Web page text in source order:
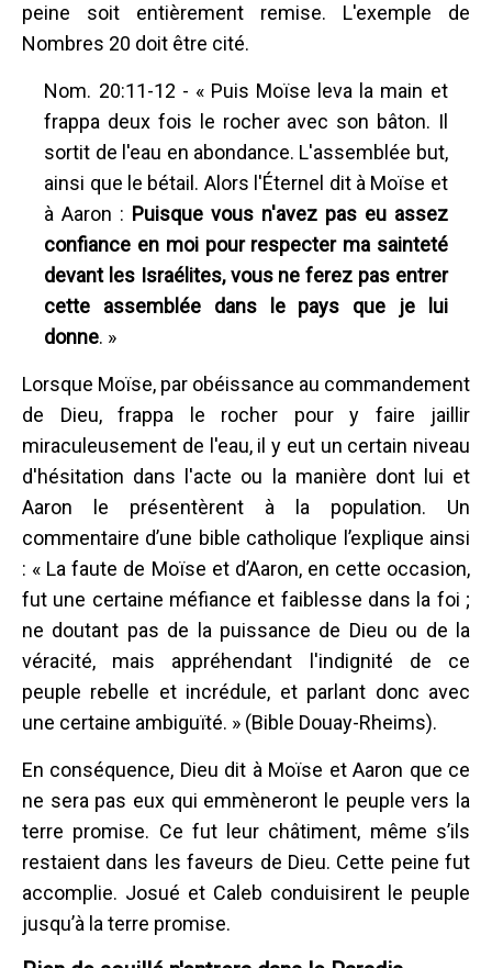
peine soit entièrement remise. L'exemple de
Nombres 20 doit être cité.
Nom. 20:11-12 - « Puis Moïse leva la main et
frappa deux fois le rocher avec son bâton. Il
sortit de l'eau en abondance. L'assemblée but,
ainsi que le bétail. Alors l'Éternel dit à Moïse et
à Aaron : Puisque vous n'avez pas eu assez
confiance en moi pour respecter ma sainteté
devant les Israélites, vous ne ferez pas entrer
cette assemblée dans le pays que je lui
donne. »
Lorsque Moïse, par obéissance au commandement
de Dieu, frappa le rocher pour y faire jaillir
miraculeusement de l'eau, il y eut un certain niveau
d'hésitation dans l'acte ou la manière dont lui et
Aaron le présentèrent à la population. Un
commentaire d’une bible catholique l’explique ainsi
: « La faute de Moïse et d’Aaron, en cette occasion,
fut une certaine méfiance et faiblesse dans la foi ;
ne doutant pas de la puissance de Dieu ou de la
véracité, mais appréhendant l'indignité de ce
peuple rebelle et incrédule, et parlant donc avec
une certaine ambiguïté. » (Bible Douay-Rheims).
En conséquence, Dieu dit à Moïse et Aaron que ce
ne sera pas eux qui emmèneront le peuple vers la
terre promise. Ce fut leur châtiment, même s’ils
restaient dans les faveurs de Dieu. Cette peine fut
accomplie. Josué et Caleb conduisirent le peuple
jusqu’à la terre promise.